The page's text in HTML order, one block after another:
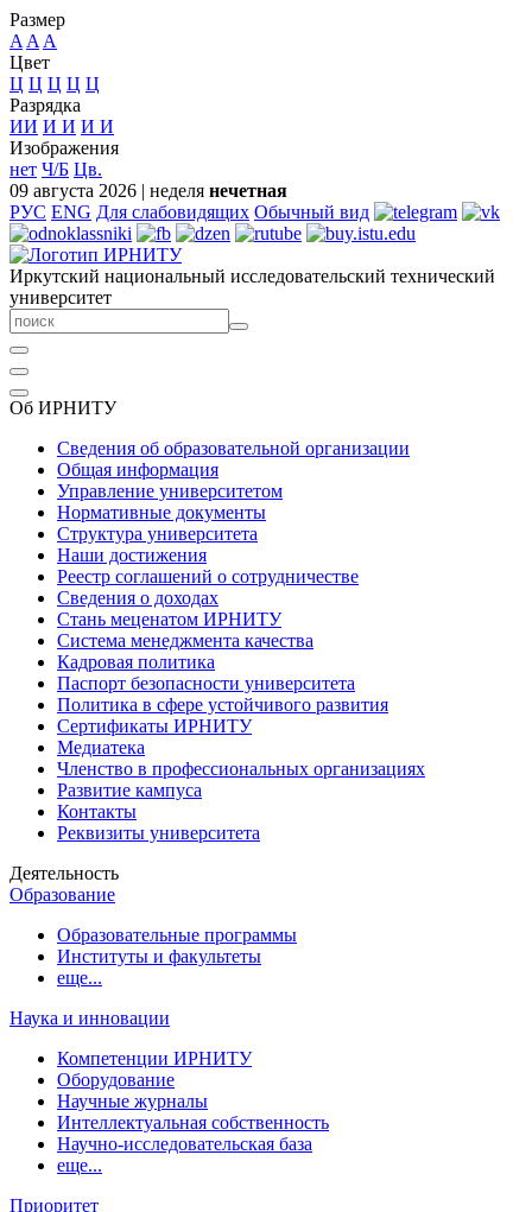
Размер
A A A
Цвет
Ц Ц Ц Ц Ц
Разрядка
ИИ И И И И
Изображения
нет Ч/Б Цв.
09 августа 2026 | неделя нечетная
РУС ENG Для слабовидящих Обычный вид
Иркутский национальный исследовательский технический
университет
Об ИРНИТУ
Сведения об образовательной организации
Общая информация
Управление университетом
Нормативные документы
Структура университета
Наши достижения
Реестр соглашений о сотрудничестве
Сведения о доходах
Стань меценатом ИРНИТУ
Система менеджмента качества
Кадровая политика
Паспорт безопасности университета
Политика в сфере устойчивого развития
Сертификаты ИРНИТУ
Медиатека
Членство в профессиональных организациях
Развитие кампуса
Контакты
Реквизиты университета
Деятельность
Образование
Образовательные программы
Институты и факультеты
еще...
Наука и инновации
Компетенции ИРНИТУ
Оборудование
Научные журналы
Интеллектуальная собственность
Научно-исследовательская база
еще...
Приоритет